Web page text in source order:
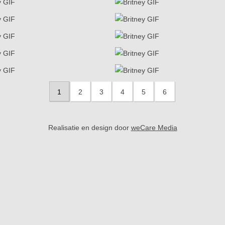
1 2 3 4 5 6
Realisatie en design door weCare Media